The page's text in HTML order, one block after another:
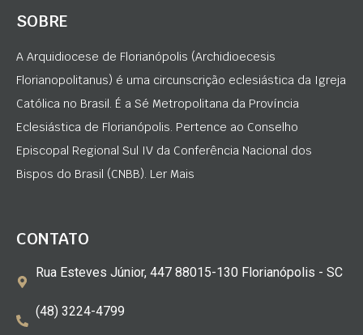
SOBRE
A Arquidiocese de Florianópolis (Archidioecesis
Florianopolitanus) é uma circunscrição eclesiástica da Igreja
Católica no Brasil. É a Sé Metropolitana da Província
Eclesiástica de Florianópolis. Pertence ao Conselho
Episcopal Regional Sul IV da Conferência Nacional dos
Bispos do Brasil (CNBB). Ler Mais
CONTATO
Rua Esteves Júnior, 447 88015-130 Florianópolis - SC
(48) 3224-4799